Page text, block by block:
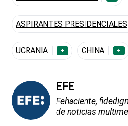
ASPIRANTES PRESIDENCIALES
UCRANIA + CHINA +
EFE
Fehaciente,
de noticias